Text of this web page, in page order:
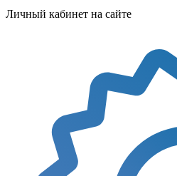
Личный кабинет на сайте